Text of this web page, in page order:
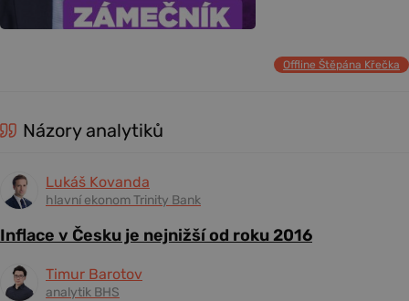
Offline Štěpána Křečka
Názory analytiků
Lukáš Kovanda
hlavní ekonom Trinity Bank
Inflace v Česku je nejnižší od roku 2016
Timur Barotov
analytik BHS